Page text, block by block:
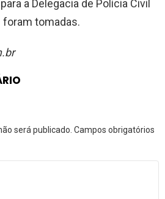
a Delegacia de Polícia Civil
tomadas.
será publicado. Campos obrigatórios